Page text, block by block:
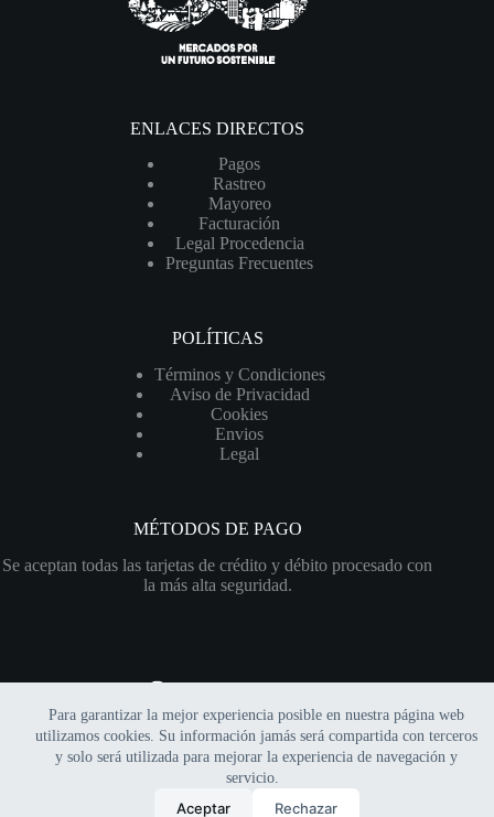
Para garantizar la mejor experiencia posible en nuestra página web
utilizamos cookies. Su información jamás será compartida con terceros
y solo será utilizada para mejorar la experiencia de navegación y
servicio.
Aceptar Rechazar
ENLACES DIRECTOS
Pagos
Rastreo
Mayoreo
Facturación
Legal Procedencia
Preguntas Frecuentes
POLÍTICAS
Términos y Condiciones
Aviso de Privacidad
Cookies
Envios
Legal
MÉTODOS DE PAGO
Se aceptan todas las tarjetas de crédito y débito procesado con
la más alta seguridad.
Copyright © 2026 Xerofitia | Sitio web financiado por el
programa "Impulso Hostinger"